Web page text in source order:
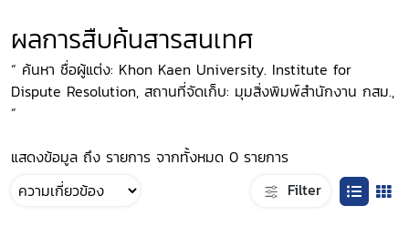
ผลการสืบค้นสารสนเทศ
“ ค้นหา ชื่อผู้แต่ง: Khon Kaen University. Institute for
Dispute Resolution, สถานที่จัดเก็บ: มุมสิ่งพิมพ์สำนักงาน กสม.,
”
แสดงข้อมูล ถึง รายการ จากทั้งหมด 0 รายการ
Filter